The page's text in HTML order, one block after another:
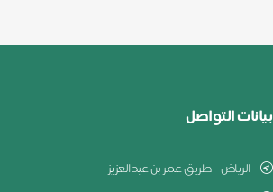
بيانات التواصل
الرياض - طريق عمر بن عبدالعزيز